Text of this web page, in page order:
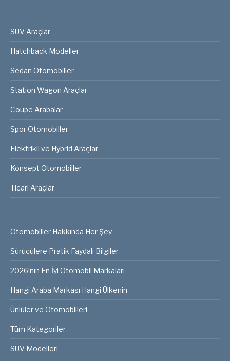
SUV Araçlar
Hatchback Modeller
Sedan Otomobiller
Station Wagon Araçlar
Coupe Arabalar
Spor Otomobiller
Elektrikli ve Hybrid Araçlar
Konsept Otomobiller
Ticari Araçlar
Otomobiller Hakkında Her Şey
Sürücülere Pratik Faydalı Bilgiler
2026’nın En İyi Otomobil Markaları
Hangi Araba Markası Hangi Ülkenin
Ünlüler ve Otomobilleri
Tüm Kategoriler
SUV Modelleri